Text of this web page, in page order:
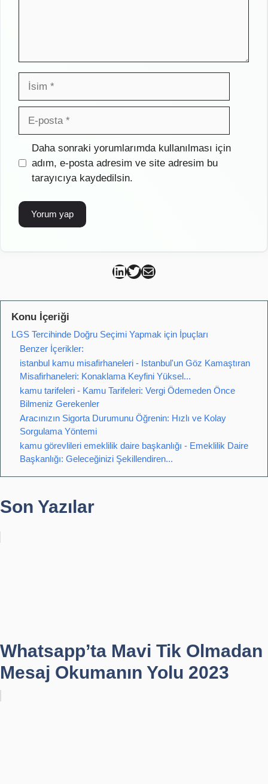
İsim
posta
İnternet
sitesi
Daha sonraki yorumlarımda kullanılması için
adım, e-posta adresim ve site adresim bu
tarayıcıya kaydedilsin.
Can Kütahya Linkedin
Can Kütahya Twitter
Can Kütahya Mail
Konu İçeriği
LGS Tercihinde Doğru Seçimi Yapmak için İpuçları
Benzer İçerikler:
istanbul kamu misafirhaneleri - Istanbul'un Göz Kamaştıran
Misafirhaneleri: Konaklama Keyfini Yüksel...
kamu tarifeleri - Kamu Tarifeleri: Vergi Ödemeden Önce
Bilmeniz Gerekenler
Aracınızın Sigorta Durumunu Öğrenin: Hızlı ve Kolay
Sorgulama Yöntemi
kamu görevlileri emeklilik daire başkanlığı - Emeklilik Daire
Başkanlığı: Geleceğinizi Şekillendiren...
Son Yazılar
Whatsapp’ta Mavi Tik Olmadan
Mesaj Okumanın Yolu 2023